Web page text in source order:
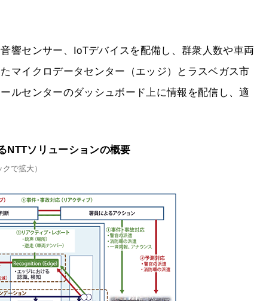
響センサー、IoTデバイスを配備し、群衆人数や車両
マイクロデータセンター（エッジ）とラスベガス市
ルセンターのダッシュボード上に情報を配信し、適
ソリューションの概要
クで拡大）